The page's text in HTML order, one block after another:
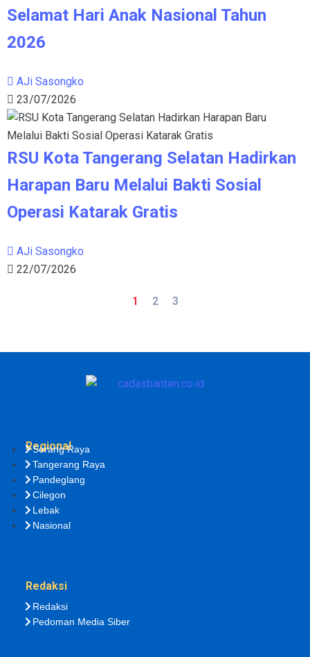
Selamat Hari Anak Nasional Tahun
2026
AJi Sasongko
23/07/2026
RSU Kota Tangerang Selatan Hadirkan
Harapan Baru Melalui Bakti Sosial
Operasi Katarak Gratis
AJi Sasongko
22/07/2026
1 2 3
Regional
Serang Raya
Tangerang Raya
Pandeglang
Cilegon
Lebak
Nasional
Redaksi
Redaksi
Pedoman Media Siber